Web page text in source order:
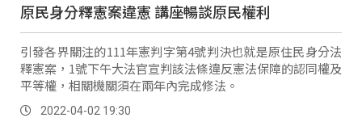
原民身分釋憲案違憲 講座暢談原民權利
引發各界關注的111年憲判字第4號判決也就是原住民身分法
釋憲案，1號下午大法官宣判該法條違反憲法保障的認同權及
平等權，相關機關須在兩年內完成修法。
2022-04-02 19:30